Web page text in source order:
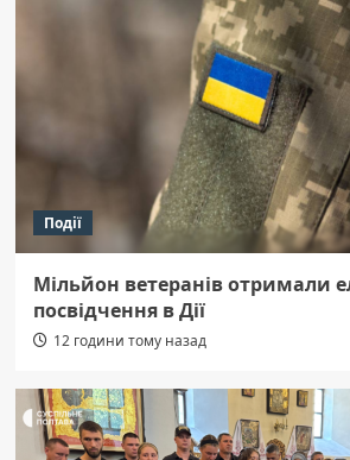
Події
Мільйон ветеранів отримали
посвідчення в Дії
12 години тому назад